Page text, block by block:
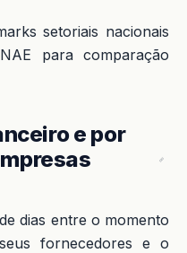
setoriais nacionais
para comparação
e por
dias entre o momento
fornecedores e o